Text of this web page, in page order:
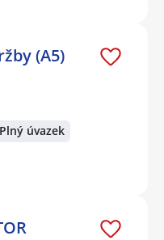
(A5)
Plný úvazek